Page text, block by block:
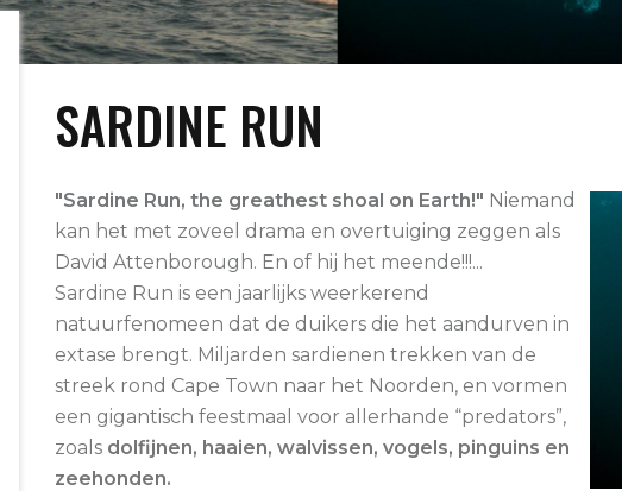
SARDINE RUN
"Sardine Run, the greathest shoal on Earth!" Niemand
kan het met zoveel drama en overtuiging zeggen als
David Attenborough. En of hij het meende!!!...
Sardine Run is een jaarlijks weerkerend
natuurfenomeen dat de duikers die het aandurven in
extase brengt. Miljarden sardienen trekken van de
streek rond Cape Town naar het Noorden, en vormen
een gigantisch feestmaal voor allerhande “predators”,
zoals dolfijnen, haaien, walvissen, vogels, pinguins en
zeehonden.